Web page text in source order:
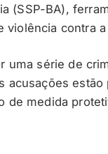
(SSP-BA),
violência contra
uma série de
acusações
de medida